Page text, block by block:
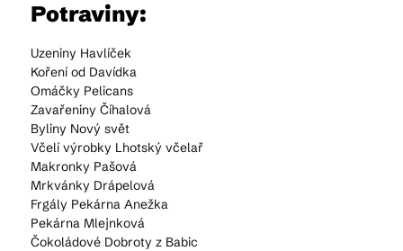
Potraviny:
Uzeniny Havlíček
Koření od Davídka
Omáčky Pelicans
Zavařeniny Číhalová
Byliny Nový svět
Včelí výrobky Lhotský včelař
Makronky Pašová
Mrkvánky Drápelová
Frgály Pekárna Anežka
Pekárna Mlejnková
Čokoládové Dobroty z Babic